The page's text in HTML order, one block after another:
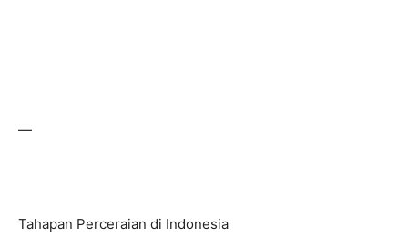
—
Tahapan Perceraian di Indonesia